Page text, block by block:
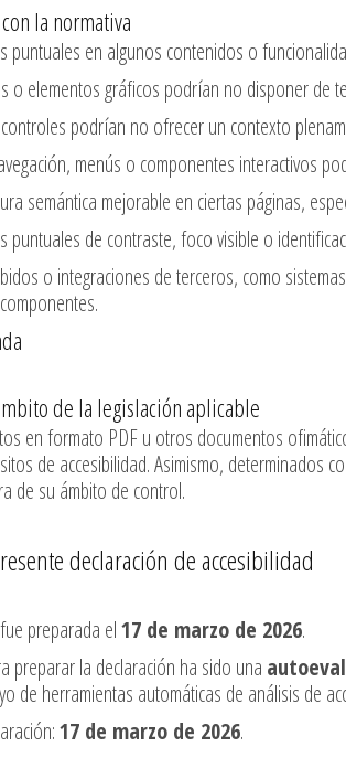
la normativa
puntuales en algunos contenidos o
o elementos gráficos podrían no disponer de
podrían no ofrecer un contexto
menús o componentes interactivos
semántica mejorable en ciertas páginas,
puntuales de contraste, foco visible o
o integraciones de terceros, como
de la legislación aplicable
en formato PDF u otros documentos
de accesibilidad. Asimismo,
de su ámbito de control.
declaración de accesibilidad
preparada el17 de marzo de 2026.
preparar la declaración ha sido una
de herramientas automáticas de análisis de
17 de marzo de 2026.